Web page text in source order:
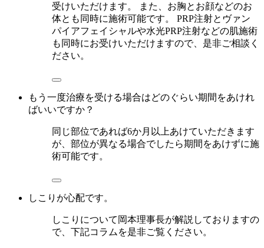
受けいただけます。 また、お胸とお顔などのお
体とも同時に施術可能です。 PRP注射とヴァン
パイアフェイシャルや水光PRP注射などの肌施術
も同時にお受けいただけますので、是非ご相談く
ださい。
もう一度治療を受ける場合はどのぐらい期間をあけれ
ばいいですか？
同じ部位であれば6か月以上あけていただきます
が、部位が異なる場合でしたら期間をあけずに施
術可能です。
しこりが心配です。
しこりについて岡本理事長が解説しておりますの
で、下記コラムを是非ご覧ください。